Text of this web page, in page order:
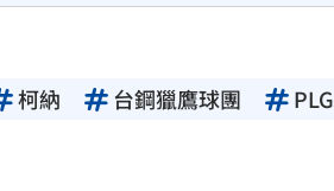
柯納 台鋼獵鷹球團 PLG